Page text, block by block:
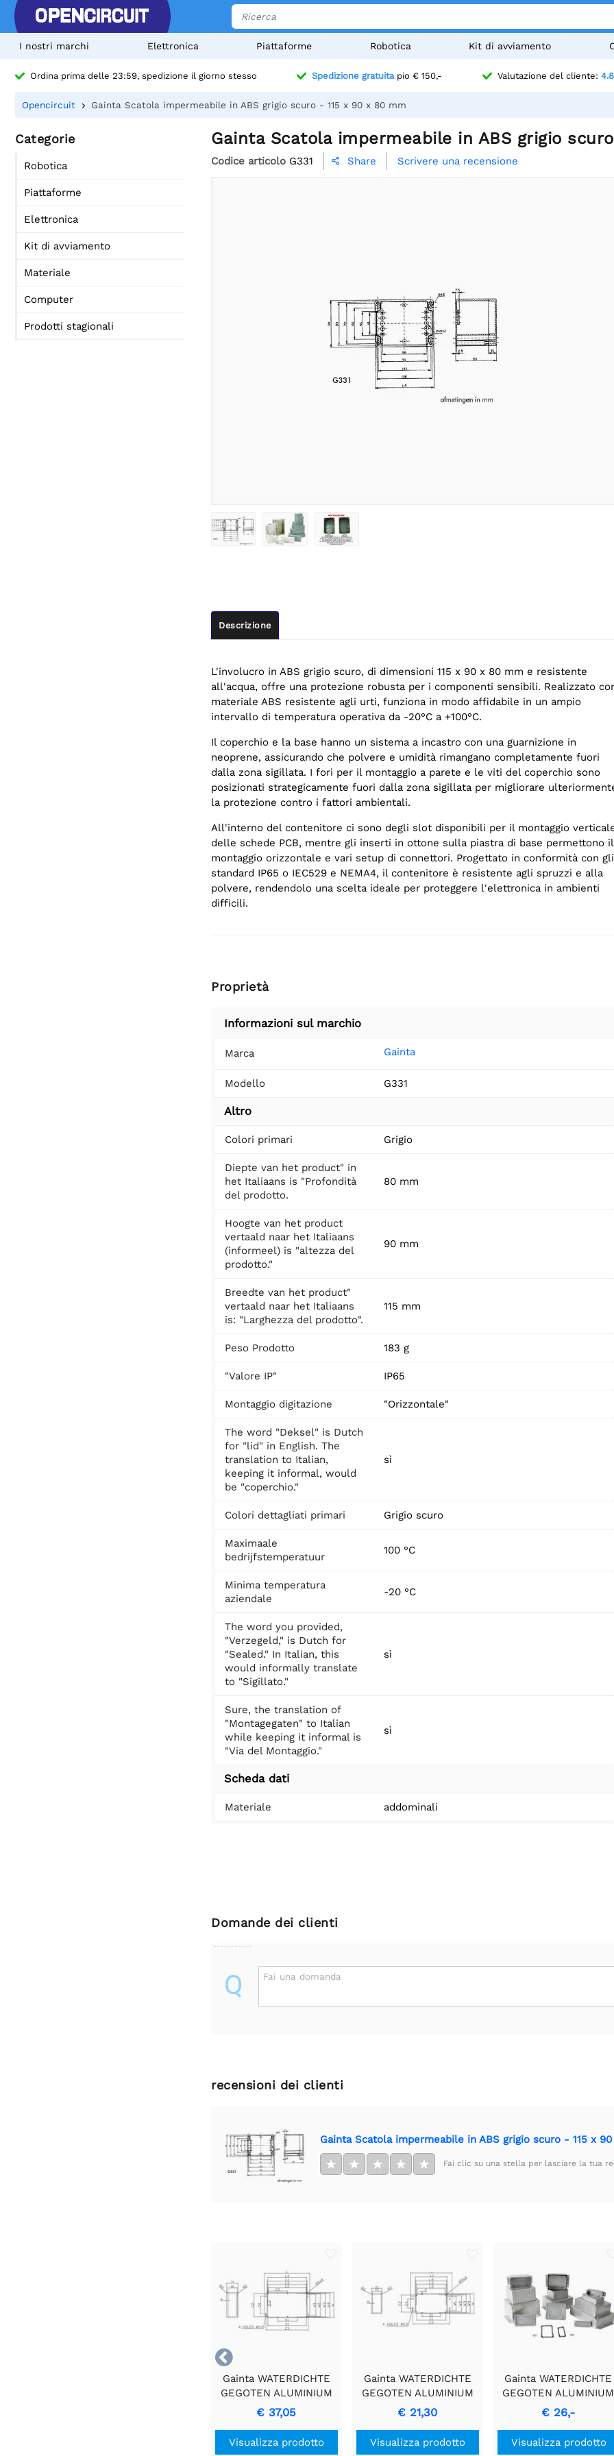
I nostri marchi Elettronica Piattaforme Robotica Kit di avviamento
Ordina prima delle 23:59, spedizione il giorno stesso Spedizione gratuitapio € 150,- Valutazione del cliente: 4.8
Opencircuit Gainta Scatola impermeabile in ABS grigio scuro - 115 x 90 x 80 mm
Categorie
Robotica
Piattaforme
Elettronica
Kit di avviamento
Materiale
Computer
Prodotti stagionali
Gainta Scatola impermeabile in ABS grigio
Codice articolo G331  Share Scrivere una recensione
Descrizione
L'involucro in ABS grigio scuro, di dimensioni 115 x 90 x 80 mm e resistente
all'acqua, offre una protezione robusta per i componenti sensibili. Realizzato
materiale ABS resistente agli urti, funziona in modo affidabile in un ampio
intervallo di temperatura operativa da -20°C a +100°C.
Il coperchio e la base hanno un sistema a incastro con una guarnizione in
neoprene, assicurando che polvere e umidità rimangano completamente fuori
dalla zona sigillata. I fori per il montaggio a parete e le viti del coperchio sono
posizionati strategicamente fuori dalla zona sigillata per migliorare
la protezione contro i fattori ambientali.
All'interno del contenitore ci sono degli slot disponibili per il montaggio
delle schede PCB, mentre gli inserti in ottone sulla piastra di base permettono il
montaggio orizzontale e vari setup di connettori. Progettato in conformità con gli
standard IP65 o IEC529 e NEMA4, il contenitore è resistente agli spruzzi e alla
polvere, rendendolo una scelta ideale per proteggere l'elettronica in ambienti
difficili.
Proprietà
Informazioni sul marchio
Marca Gainta
Modello G331
Altro
Colori primari Grigio
Diepte van het product" in
het Italiaans is "Profondità
del prodotto.
80 mm
Hoogte van het product
vertaald naar het Italiaans
(informeel) is "altezza del
prodotto."
90 mm
Breedte van het product"
vertaald naar het Italiaans
is: "Larghezza del prodotto".
115 mm
Peso Prodotto 183 g
"Valore IP" IP65
Montaggio digitazione "Orizzontale"
The word "Deksel" is Dutch
for "lid" in English. The
translation to Italian,
keeping it informal, would
be "coperchio."
sì
Colori dettagliati primari Grigio scuro
Maximaale
bedrijfstemperatuur
100 °C
Minima temperatura
aziendale
-20 °C
The word you provided,
"Verzegeld," is Dutch for
"Sealed." In Italian, this
would informally translate
to "Sigillato."
sì
Sure, the translation of
"Montagegaten" to Italian
while keeping it informal is
"Via del Montaggio."
sì
Scheda dati
Materiale addominali
Domande dei clienti
Q Fai una domanda
recensioni dei clienti
Gainta Scatola impermeabile in ABS grigio scuro - 115 x
★ ★ ★ ★ ★ Fai clic su una stella per lasciare la tua

Gainta WATERDICHTE
GEGOTEN ALUMINIUM
BEHUIZING MET FLENS
traducido al italiano de
manera informal sería:
"ALLOGGIAMENTO IN
€ 37,05
Visualizza prodotto
Gainta WATERDICHTE
GEGOTEN ALUMINIUM
BEHUIZING MET FLENS
traducido al italiano de
manera informal sería:
"ALLOGGIAMENTO IN
€ 21,30
Visualizza prodotto
Gainta WATERDICHTE
GEGOTEN ALUMINIUM
BEHUIZING MET FLENS
traducido al italiano de
manera informal sería:
"ALLOGGIAMENTO IN
€ 26,-
Visualizza prodotto